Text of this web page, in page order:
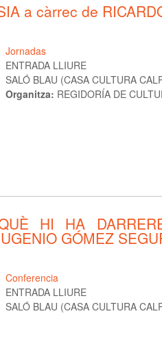
a càrrec de
Jornadas
ENTRADA LLIURE
SALÓ BLAU (CASA CULTURA
Organitza: REGIDORÍA DE
HI HA
GÓMEZ
Conferencia
ENTRADA LLIURE
SALÓ BLAU (CASA CULTURA